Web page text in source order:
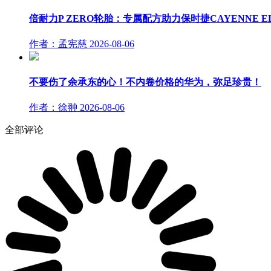
倍耐力P ZERO轮胎：专属配方助力保时捷CAYENNE
作者：孟宪慈 2026-08-06
不要伤了余承东的心！不内卷价格的华为，弥足珍贵！
作者：徐翀 2026-08-06
全部评论